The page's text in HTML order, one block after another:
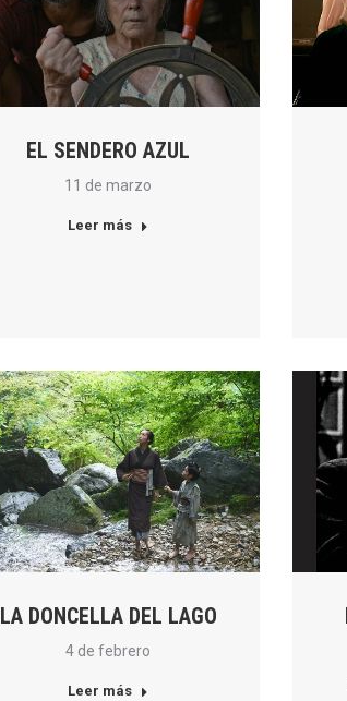
EL SENDERO AZUL
11 de marzo
Leer más
LA DONCELLA DEL LAGO
4 de febrero
Leer más